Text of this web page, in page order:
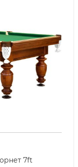
7ft